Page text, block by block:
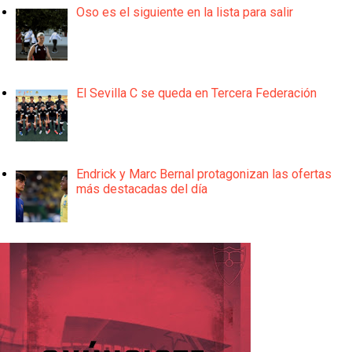
Oso es el siguiente en la lista para salir
El Sevilla C se queda en Tercera Federación
Endrick y Marc Bernal protagonizan las ofertas
más destacadas del día